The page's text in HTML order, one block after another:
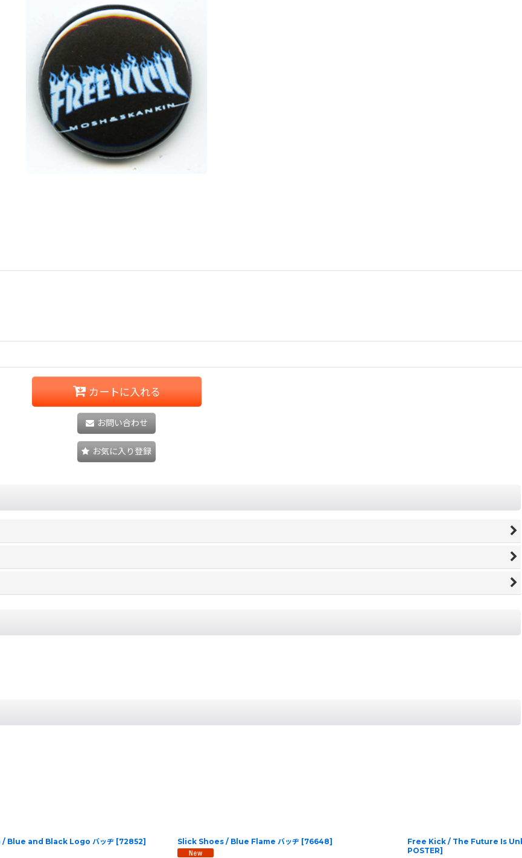
カートに入れる
お問い合わせ
お気に入り登録
Blue and Black Logo バッヂ [72852] Slick Shoes / Blue Flame バッヂ [76648]
Free Kick / The Future Is
POSTER]